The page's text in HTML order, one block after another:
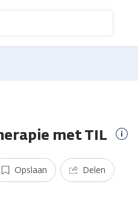
met TIL
Opslaan Delen